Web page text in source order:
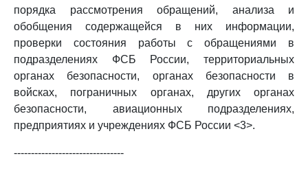
порядка рассмотрения обращений, анализа и
обобщения содержащейся в них информации,
проверки состояния работы с обращениями в
подразделениях ФСБ России, территориальных
органах безопасности, органах безопасности в
войсках, пограничных органах, других органах
безопасности, авиационных подразделениях,
предприятиях и учреждениях ФСБ России <3>.
--------------------------------